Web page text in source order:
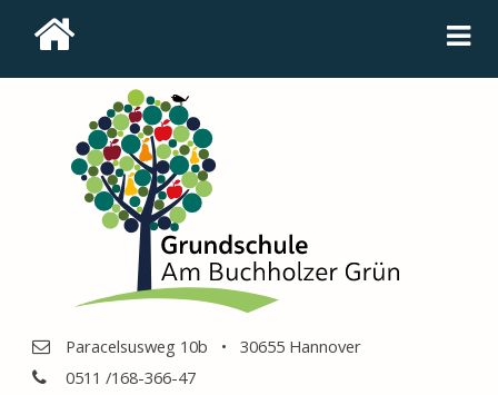
Paracelsusweg 10b • 30655 Hannover
0511 /168-366-47